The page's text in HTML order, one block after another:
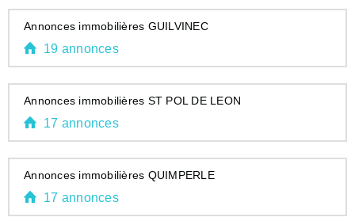
Annonces immobilières GUILVINEC
19 annonces
Annonces immobilières ST POL DE LEON
17 annonces
Annonces immobilières QUIMPERLE
17 annonces